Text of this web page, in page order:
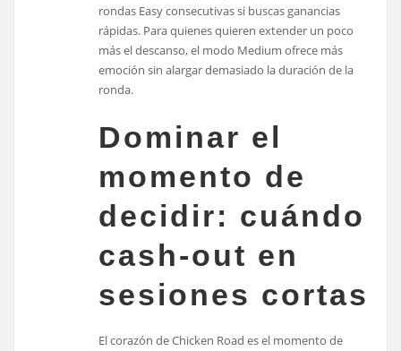
rondas Easy consecutivas si buscas ganancias
rápidas. Para quienes quieren extender un poco
más el descanso, el modo Medium ofrece más
emoción sin alargar demasiado la duración de la
ronda.
Dominar el
momento de
decidir: cuándo
cash‑out en
sesiones cortas
El corazón de Chicken Road es el momento de